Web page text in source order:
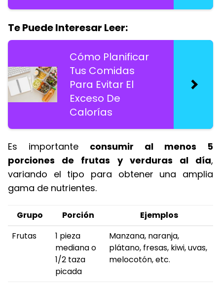
Te Puede Interesar Leer:
Cómo Planificar
Tus Comidas
Para Evitar El
Exceso De
Calorías
Es importante consumir al menos 5
porciones de frutas y verduras al día,
variando el tipo para obtener una amplia
gama de nutrientes.
Grupo Porción
Ejemplos
Frutas
1 pieza
mediana o
1/2 taza
picada
Manzana, naranja,
plátano, fresas, kiwi, uvas,
melocotón, etc.